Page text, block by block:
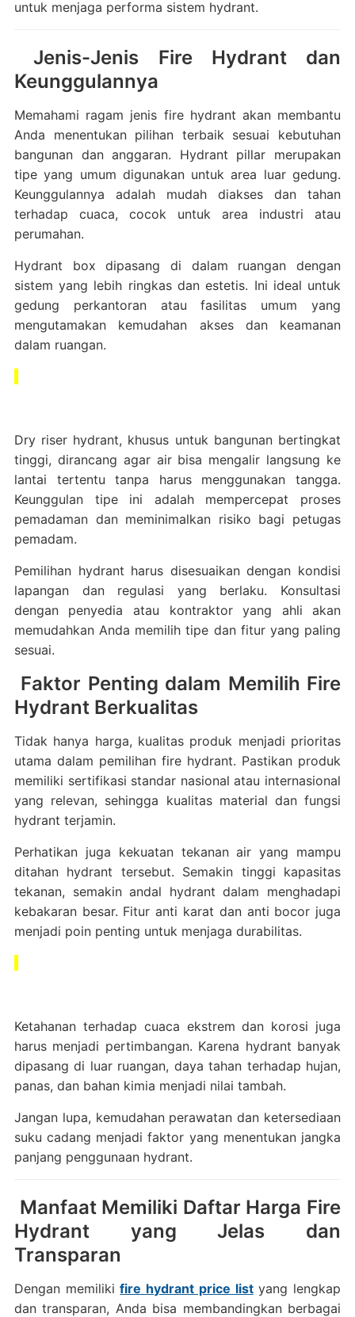
untuk menjaga performa sistem hydrant.
Jenis-Jenis Fire Hydrant dan
Keunggulannya
Memahami ragam jenis fire hydrant akan membantu
Anda menentukan pilihan terbaik sesuai kebutuhan
bangunan dan anggaran. Hydrant pillar merupakan
tipe yang umum digunakan untuk area luar gedung.
Keunggulannya adalah mudah diakses dan tahan
terhadap cuaca, cocok untuk area industri atau
perumahan.
Hydrant box dipasang di dalam ruangan dengan
sistem yang lebih ringkas dan estetis. Ini ideal untuk
gedung perkantoran atau fasilitas umum yang
mengutamakan kemudahan akses dan keamanan
dalam ruangan.
Dry riser hydrant, khusus untuk bangunan bertingkat
tinggi, dirancang agar air bisa mengalir langsung ke
lantai tertentu tanpa harus menggunakan tangga.
Keunggulan tipe ini adalah mempercepat proses
pemadaman dan meminimalkan risiko bagi petugas
pemadam.
Pemilihan hydrant harus disesuaikan dengan kondisi
lapangan dan regulasi yang berlaku. Konsultasi
dengan penyedia atau kontraktor yang ahli akan
memudahkan Anda memilih tipe dan fitur yang paling
sesuai.
Faktor Penting dalam Memilih Fire
Hydrant Berkualitas
Tidak hanya harga, kualitas produk menjadi prioritas
utama dalam pemilihan fire hydrant. Pastikan produk
memiliki sertifikasi standar nasional atau internasional
yang relevan, sehingga kualitas material dan fungsi
hydrant terjamin.
Perhatikan juga kekuatan tekanan air yang mampu
ditahan hydrant tersebut. Semakin tinggi kapasitas
tekanan, semakin andal hydrant dalam menghadapi
kebakaran besar. Fitur anti karat dan anti bocor juga
menjadi poin penting untuk menjaga durabilitas.
Ketahanan terhadap cuaca ekstrem dan korosi juga
harus menjadi pertimbangan. Karena hydrant banyak
dipasang di luar ruangan, daya tahan terhadap hujan,
panas, dan bahan kimia menjadi nilai tambah.
Jangan lupa, kemudahan perawatan dan ketersediaan
suku cadang menjadi faktor yang menentukan jangka
panjang penggunaan hydrant.
Manfaat Memiliki Daftar Harga Fire
Hydrant yang Jelas dan
Transparan
Dengan memilikifire hydrant price listyang lengkap
dan transparan, Anda bisa membandingkan berbagai